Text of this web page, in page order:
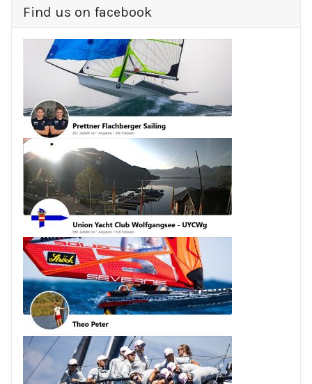
Find us on facebook